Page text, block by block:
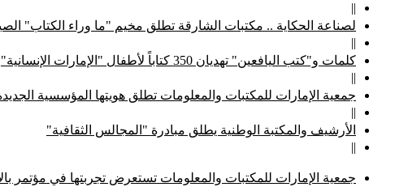
||
لصناعة الحكاية .. مكتبات الشارقة تطلق مخيم "ما وراء الكتاب"
||
كلمات و"كتب اليافعين" تهديان 350 كتاباً لأطفال "الإمارات الإنسانية"
||
جمعية الإمارات للمكتبات والمعلومات تطلق هويتها المؤسسية
||
الأرشيف والمكتبة الوطنية يطلق مبادرة "المجالس الثقافية"
||
جمعية الإمارات للمكتبات والمعلومات تستعرض تجربتها في مؤتمر